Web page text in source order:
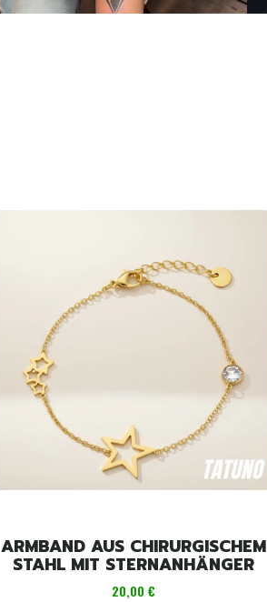
ARMBAND AUS CHIRURGISCHEM
STAHL MIT STERNANHÄNGER
Preis
20,00 €